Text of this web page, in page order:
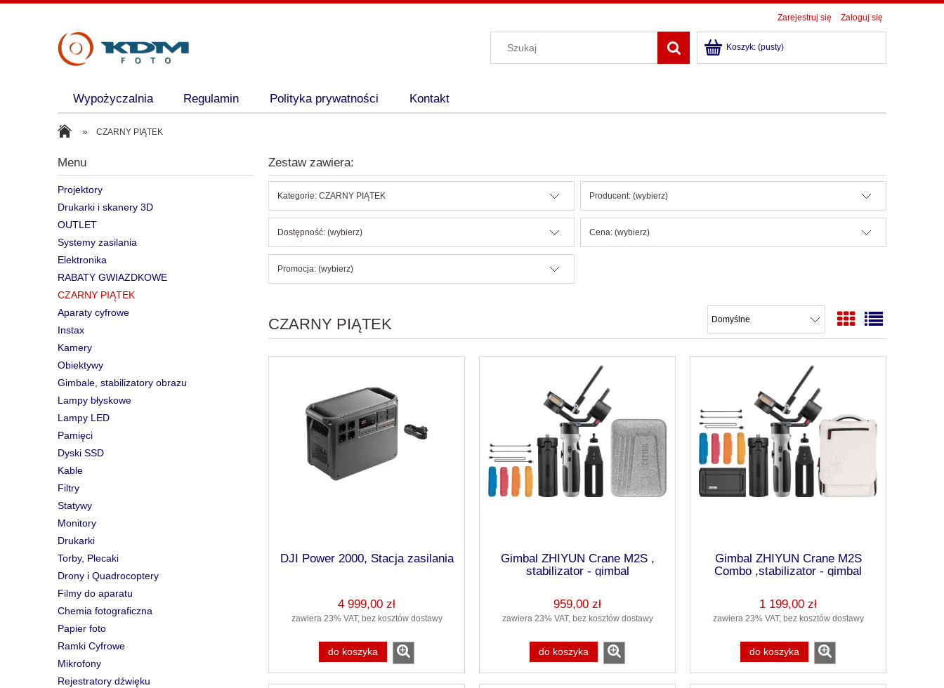
Zarejestruj się Zaloguj się
Koszyk: (pusty)
Wypożyczalnia Regulamin Polityka prywatności Kontakt
» CZARNY PIĄTEK
Menu
Projektory
Drukarki i skanery 3D
OUTLET
Systemy zasilania
Elektronika
RABATY GWIAZDKOWE
CZARNY PIĄTEK
Aparaty cyfrowe
Instax
Kamery
Obiektywy
Gimbale, stabilizatory obrazu
Lampy błyskowe
Lampy LED
Pamięci
Dyski SSD
Kable
Filtry
Statywy
Monitory
Drukarki
Torby, Plecaki
Drony i Quadrocoptery
Filmy do aparatu
Chemia fotograficzna
Papier foto
Ramki Cyfrowe
Mikrofony
Rejestratory dźwięku
Zestaw zawiera:
Kategorie: CZARNY PIĄTEK Producent: (wybierz)
Dostępność: (wybierz) Cena: (wybierz)
Promocja: (wybierz)
CZARNY PIĄTEK
DJI Power 2000, Stacja zasilania
4 999,00 zł
zawiera 23% VAT, bez kosztów dostawy
do koszyka
Gimbal ZHIYUN Crane M2S ,
stabilizator - gimbal
959,00 zł
zawiera 23% VAT, bez kosztów dostawy
do koszyka
Gimbal ZHIYUN Crane M2S
Combo ,stabilizator - gimbal
1 199,00 zł
zawiera 23% VAT, bez kosztów dostawy
do koszyka